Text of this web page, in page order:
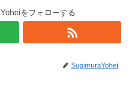
をフォローする
SugimuraYohei